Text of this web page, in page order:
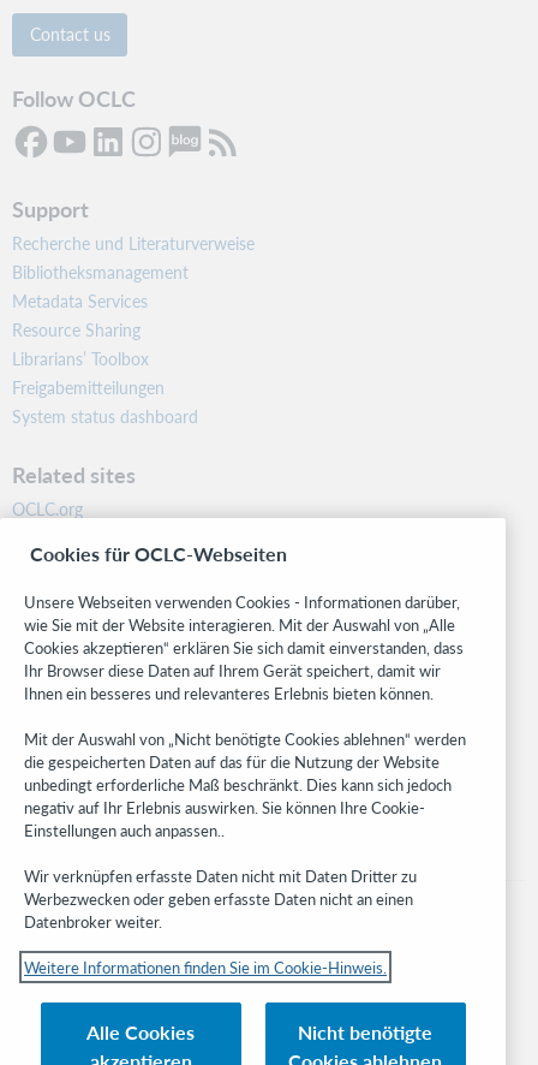
Contact us
Follow OCLC
Support
Recherche und Literaturverweise
Bibliotheksmanagement
Metadata Services
Resource Sharing
Librarians’ Toolbox
Freigabemitteilungen
System status dashboard
Related sites
OCLC.org
Community
Research
WebJunction
Developer Network
Get the latest product updates, research, events, and much more—
right to your inbox.
Subscribe now
© 2023 OCLC
OCLC, Inc. und verbundenen Unternehmen
Cookies für OCLC-Webseiten
Unsere Webseiten verwenden Cookies - Informationen darüber,
wie Sie mit der Website interagieren. Mit der Auswahl von „Alle
Cookies akzeptieren“ erklären Sie sich damit einverstanden, dass
Ihr Browser diese Daten auf Ihrem Gerät speichert, damit wir
Ihnen ein besseres und relevanteres Erlebnis bieten können.
Mit der Auswahl von „Nicht benötigte Cookies ablehnen“ werden
die gespeicherten Daten auf das für die Nutzung der Website
unbedingt erforderliche Maß beschränkt. Dies kann sich jedoch
negativ auf Ihr Erlebnis auswirken. Sie können Ihre Cookie-
Einstellungen auch anpassen..
Wir verknüpfen erfasste Daten nicht mit Daten Dritter zu
Werbezwecken oder geben erfasste Daten nicht an einen
Datenbroker weiter.
Weitere Informationen finden Sie im Cookie-Hinweis.
Alle Cookies
Nicht benötigte